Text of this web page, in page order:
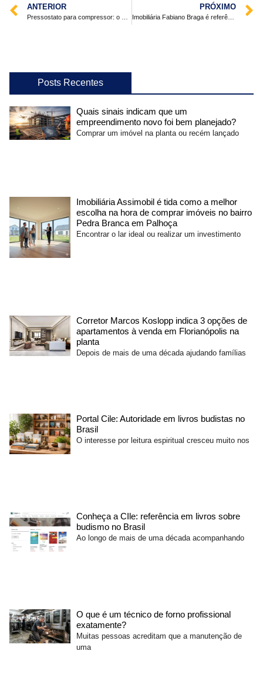
ANTERIOR PRÓXIMO
Imobiliária Fabiano Braga é referência no Condomínio Enseada Lagos de Xangri-Lá
Posts Recentes
Quais sinais indicam que um
empreendimento novo foi bem planejado?
Comprar um imóvel na planta ou recém lançado
Imobiliária Assimobil é tida como a melhor
escolha na hora de comprar imóveis no bairro
Pedra Branca em Palhoça
Encontrar o lar ideal ou realizar um investimento
Corretor Marcos Koslopp indica 3 opções de
apartamentos à venda em Florianópolis na
planta
Depois de mais de uma década ajudando famílias
Portal Cile: Autoridade em livros budistas no
Brasil
O interesse por leitura espiritual cresceu muito nos
Conheça a CIle: referência em livros sobre
budismo no Brasil
Ao longo de mais de uma década acompanhando
O que é um técnico de forno profissional
exatamente?
Muitas pessoas acreditam que a manutenção de
uma